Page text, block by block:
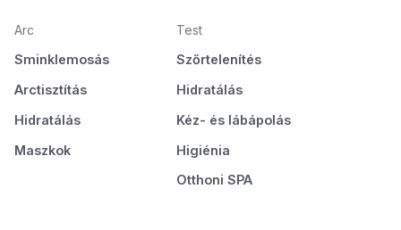
Arc
Sminklemosás
Arctisztítás
Hidratálás
Maszkok
Test
Szőrtelenítés
Hidratálás
Kéz- és lábápolás
Higiénia
Otthoni SPA